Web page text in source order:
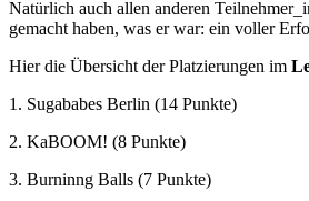
Natürlich auch allen anderen
gemacht haben, was er war: ein voller
Hier die Übersicht der Platzierungen im
1. Sugababes Berlin (14 Punkte)
2. KaBOOM! (8 Punkte)
3. Burninng Balls (7 Punkte)